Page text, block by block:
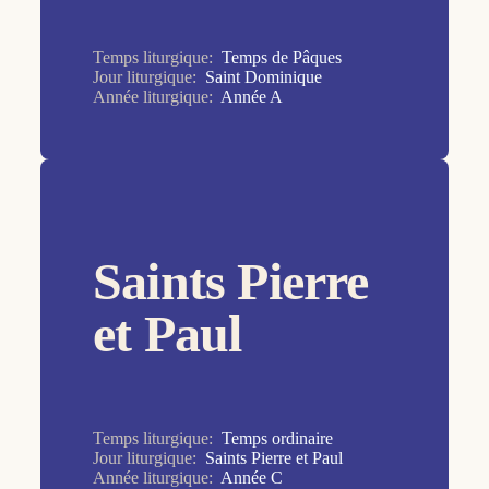
31ème dimanche
4ème dimanche
6ème dimanche
9ème dimanche
Temps liturgique: Temps de Pâques
Jour liturgique: Saint Dominique
Année liturgique: Année A
Saints Pierre
et Paul
Temps liturgique: Temps ordinaire
Jour liturgique: Saints Pierre et Paul
Année liturgique: Année C